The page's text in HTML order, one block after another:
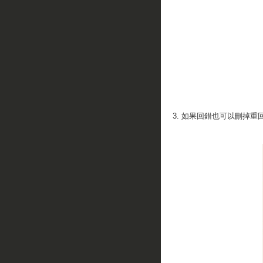
3. 如果回錯也可以刪掉重